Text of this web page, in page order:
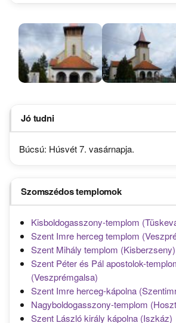
Jó tudni
Búcsú: Húsvét 7. vasárnapja.
Szomszédos templomok
Kisboldogasszony-templom
Szent Imre herceg templom
Szent Mihály templom (Kisberzseny)
Szent Péter és Pál apostolok-
(Veszprémgalsa)
Szent Imre herceg-kápolna
Nagyboldogasszony-templom
Szent László király kápolna (Iszkáz)